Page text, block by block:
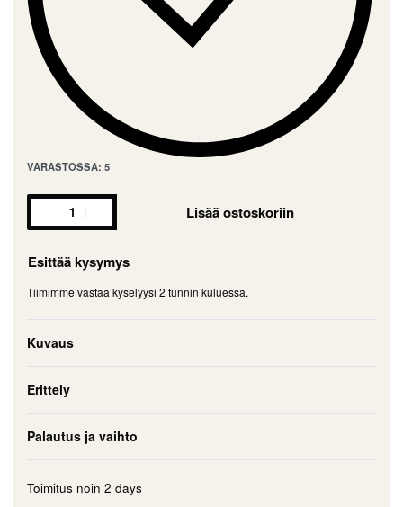
VARASTOSSA: 5
Lisää ostoskoriin
Esittää kysymys
Tiimimme vastaa kyselyysi 2 tunnin kuluessa.
Kuvaus
Erittely
Palautus ja vaihto
Toimitus noin 2 days